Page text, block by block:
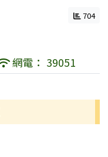
704
網電： 39051